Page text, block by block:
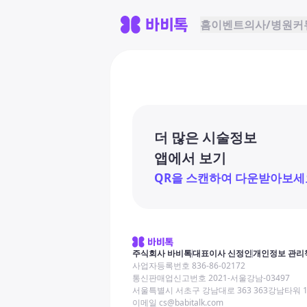
홈이벤트의사/병원커
더 많은 시술정보
앱에서 보기
QR을 스캔하여 다운받아보세
주식회사 바비톡대표이사 신정인개인정보 관리
사업자등록번호 836-86-02172
통신판매업신고번호 2021-서울강남-03497
서울특별시 서초구 강남대로 363 363강남타워
이메일 cs@babitalk.com